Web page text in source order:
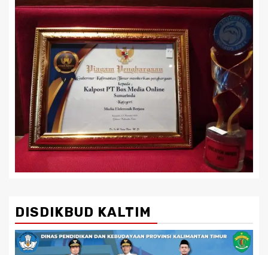
DISDIKBUD KALTIM